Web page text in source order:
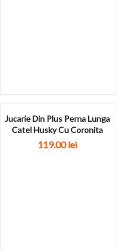
Jucarie Din Plus Perna Lunga
Catel Husky Cu Coronita
119.00lei